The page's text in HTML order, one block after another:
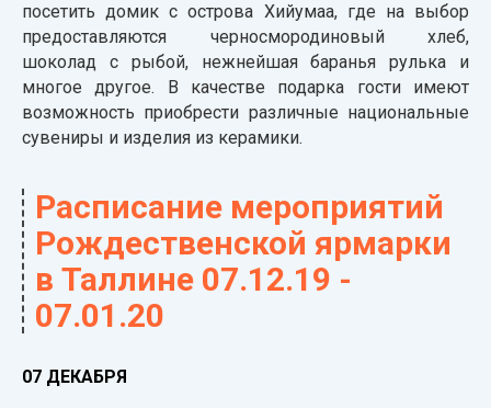
посетить домик с острова Хийумаа, где на выбор
предоставляются черносмородиновый хлеб,
шоколад с рыбой, нежнейшая баранья рулька и
многое другое. В качестве подарка гости имеют
возможность приобрести различные национальные
сувениры и изделия из керамики.
Расписание мероприятий
Рождественской ярмарки
в Таллине 07.12.19 -
07.01.20
07 ДЕКАБРЯ